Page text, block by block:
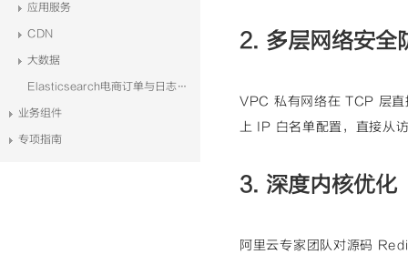
应用服务
CDN
大数据
Elasticsearch电商订单与日志系统解决方案
业务组件
专项指南
2. 多层网络安全
VPC 私有网络在 TCP 层
上 IP 白名单配置，直接从
3. 深度内核优化
阿里云专家团队对源码